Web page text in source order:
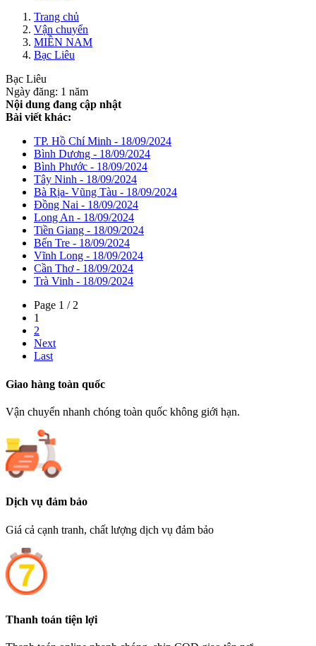
Trang chủ
Vận chuyển
MIỀN NAM
Bạc Liêu
Bạc Liêu
Ngày đăng: 1 năm
Nội dung đang cập nhật
Bài viết khác:
TP. Hồ Chí Minh - 18/09/2024
Bình Dương - 18/09/2024
Bình Phước - 18/09/2024
Tây Ninh - 18/09/2024
Bà Rịa- Vũng Tàu - 18/09/2024
Đồng Nai - 18/09/2024
Long An - 18/09/2024
Tiền Giang - 18/09/2024
Bến Tre - 18/09/2024
Vĩnh Long - 18/09/2024
Cần Thơ - 18/09/2024
Trà Vinh - 18/09/2024
Page 1 / 2
1
2
Next
Last
Giao hàng toàn quốc
Vận chuyển nhanh chóng toàn quốc không giới hạn.
Dịch vụ đảm bảo
Giá cả cạnh tranh, chất lượng dịch vụ đảm bảo
Thanh toán tiện lợi